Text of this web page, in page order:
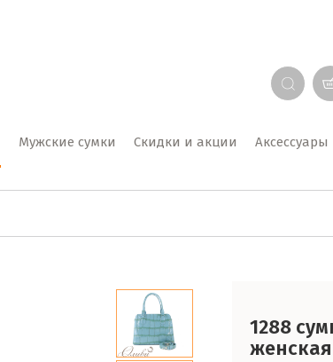
Мужские сумки Скидки и акции Аксессуары
1288
женская